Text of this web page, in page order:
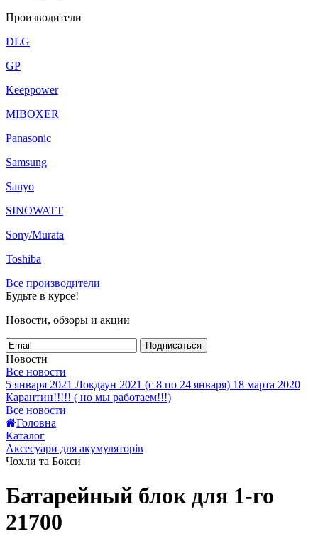
Производители
DLG
GP
Keeppower
MIBOXER
Panasonic
Samsung
Sanyo
SINOWATT
Sony/Murata
Toshiba
Все производители
Будьте в курсе!
Новости, обзоры и акции
Подписаться
Новости
Все новости
5 января 2021 Локдаун 2021 (с 8 по 24 января) 18 марта 2020
Карантин!!!!! ( но мы работаем!!!)
Все новости
Головна
Каталог
Аксесуари для акумуляторів
Чохли та Бокси
Батарейный блок для 1-го
21700